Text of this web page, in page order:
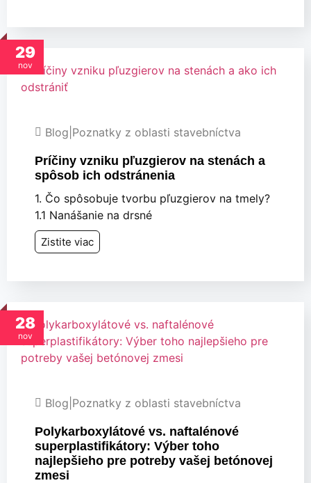
29
nov
Blog Poznatky z oblasti stavebníctva
Príčiny vzniku pľuzgierov na stenách a
spôsob ich odstránenia
1. Čo spôsobuje tvorbu pľuzgierov na tmely?
1.1 Nanášanie na drsné
Zistite viac
28
nov
Blog Poznatky z oblasti stavebníctva
Polykarboxylátové vs. naftalénové
superplastifikátory: Výber toho
najlepšieho pre potreby vašej betónovej
zmesi